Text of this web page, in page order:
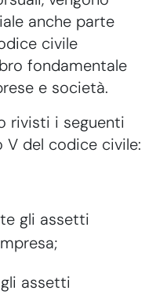
anche parte
civile
fondamentale
e società.
rivisti i seguenti
del codice civile:
gli assetti
assetti